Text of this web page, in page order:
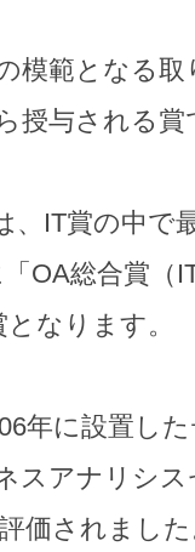
模範となる
授与される賞
、IT賞の中で
OA総合賞（
なります。
年に設置し
スアナリシ
価されまし